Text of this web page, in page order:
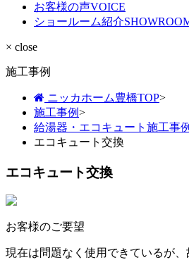
お客様の声VOICE
ショールーム紹介
× close
施工事例
ニッカホーム豊橋TOP>
施工事例>
給湯器・エコキュート施工事
エコキュート交換
エコキュート交換
お客様のご要望
現在は問題なく使用できているが